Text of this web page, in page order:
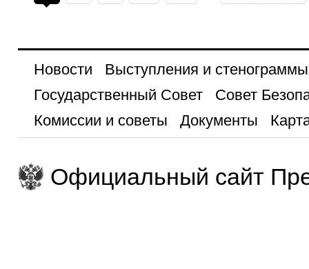
Новости
Выступления и стенограммы
Государственный Совет
Совет
Комиссии и советы
Документы
Официальный сайт